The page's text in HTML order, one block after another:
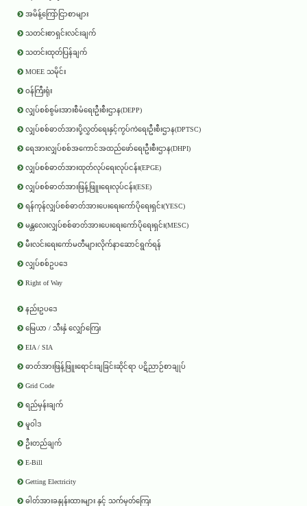
အမိန့်ကြော်ငြာစာများ
သတင်းစာရှင်းလင်းချက်
သတင်းထုတ်ပြန်ချက်
MOEE သမိုင်း
ဝန်ကြီးရုံး
လျှပ်စစ်စွမ်းအားစီမံရေးဦးစီးဌာန(DEPP)
လျှပ်စစ်ဓာတ်အားပို့လွှတ်ရေးနှင့်ကွပ်ကဲရေးဦးစီးဌာန(DPTSC)
ရေအားလျှပ်စစ်အကောင်အထည်ဖော်ရေးဦးစီးဌာန(DHPI)
လျှပ်စစ်ဓာတ်အားထုတ်လုပ်ရေးလုပ်ငန်း(EPGE)
လျှပ်စစ်ဓာတ်အားဖြန့်ဖြူးရေးလုပ်ငန်း(ESE)
ရန်ကုန်လျှပ်စစ်ဓာတ်အားပေးရေးကော်ပိုရေးရှင်း(YESC)
မန္တလေးလျှပ်စစ်ဓာတ်အားပေးရေးကော်ပိုရေးရှင်း(MESC)
မီးလင်းရေးကော်မတီများလိုက်နာဆောင်ရွက်ရန်
လျှပ်စစ်ဥပဒေ
Right of Way
နည်းဥပဒေ
မြေယာ / သီးနှံ လျှော်ကြေး
EIA / SIA
ဓာတ်အားဖြန့်ဖြူးရောင်းချခြင်းဆိုင်ရာ ပဋိညာဉ်စာချုပ်
Grid Code
ရည်မှန်းချက်
မူဝါဒ
ဦးတည်ချက်
E-Bill
Getting Electricity
ဓါတ်အားခနှုန်းထားများ နှင့် သက်မှတ်ကြေး